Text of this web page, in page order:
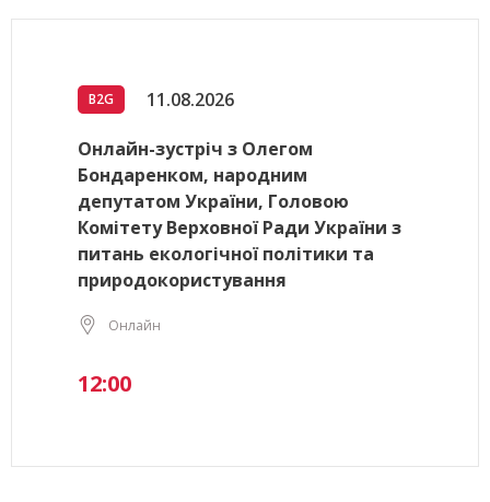
B2G 11.08.2026
Онлайн-зустріч з Олегом
Бондаренком, народним
депутатом України, Головою
Комітету Верховної Ради України з
питань екологічної політики та
природокористування
Онлайн
12:00